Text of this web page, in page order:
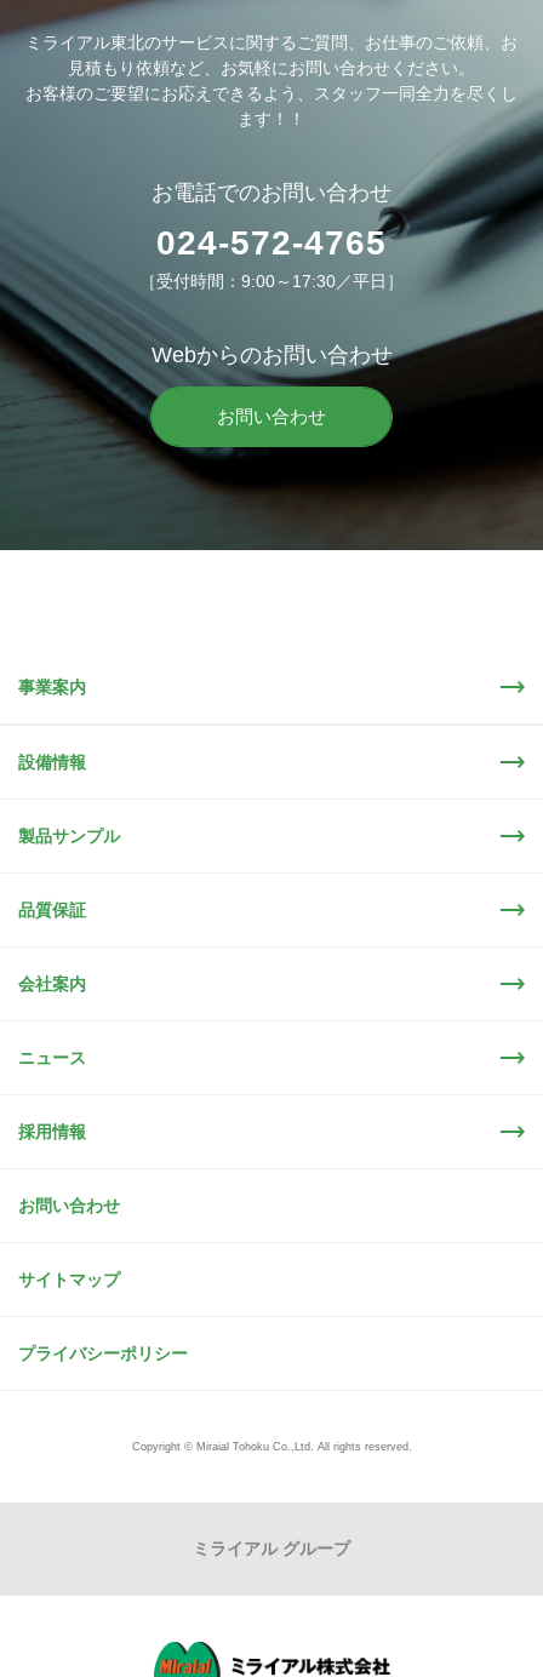
ミライアル東北のサービスに関するご質問、 お仕事のご依頼、 お
見積もり依頼など、 お気軽にお問い合わせください。
お客様のご要望にお応えできるよう、 スタッフ一同全力を尽くし
ます！！
お電話でのお問い合わせ
024-572-4765
［受付時間：9:00～17:30／平日］
Webからのお問い合わせ
お問い合わせ
事業案内
設備情報
製品サンプル
品質保証
会社案内
ニュース
採用情報
お問い合わせ
サイトマップ
プライバシーポリシー
Copyright © Miraial Tohoku Co.,Ltd. All rights reserved.
ミライアル グループ